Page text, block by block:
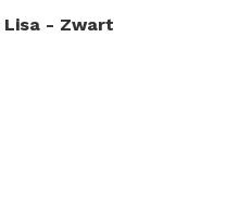
Lisa - Zwart